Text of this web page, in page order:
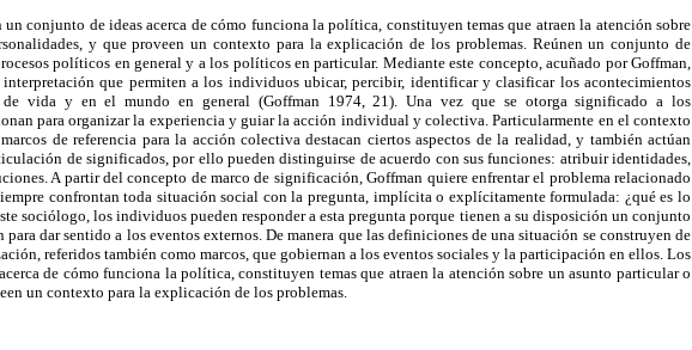
conjunto de ideas acerca de cómo funciona la política, constituyen temas que atraen la atención sobre
y que proveen un contexto para la explicación de los problemas. Reúnen un conjunto de
políticos en general y a los políticos en particular. Mediante este concepto, acuñado por Goffman,
interpretación que permiten a los individuos ubicar, percibir, identificar y clasificar los acontecimientos
de vida y en el mundo en general (Goffman 1974, 21). Una vez que se otorga significado a los
para organizar la experiencia y guiar la acción individual y colectiva. Particularmente en el contexto
de referencia para la acción colectiva destacan ciertos aspectos de la realidad, y también actúan
de significados, por ello pueden distinguirse de acuerdo con sus funciones: atribuir identidades,
A partir del concepto de marco de significación, Goffman quiere enfrentar el problema relacionado
confrontan toda situación social con la pregunta, implícita o explícitamente formulada: ¿qué es lo
sociólogo, los individuos pueden responder a esta pregunta porque tienen a su disposición un conjunto
para dar sentido a los eventos externos. De manera que las definiciones de una situación se construyen de
referidos también como marcos, que gobiernan a los eventos sociales y la participación en ellos. Los
de cómo funciona la política, constituyen temas que atraen la atención sobre un asunto particular o
un contexto para la explicación de los problemas.